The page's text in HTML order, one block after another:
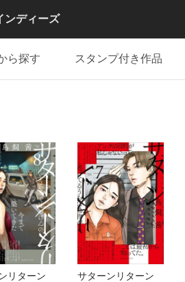
ンディーズ
ら探す スタンプ付き作品
リターン
サターンリターン